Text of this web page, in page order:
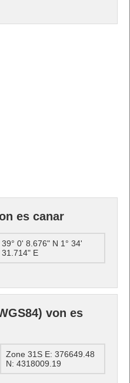
es canar
39° 0' 8.676" N 1° 34'
31.714" E
von es
Zone 31S E: 376649.48
N: 4318009.19